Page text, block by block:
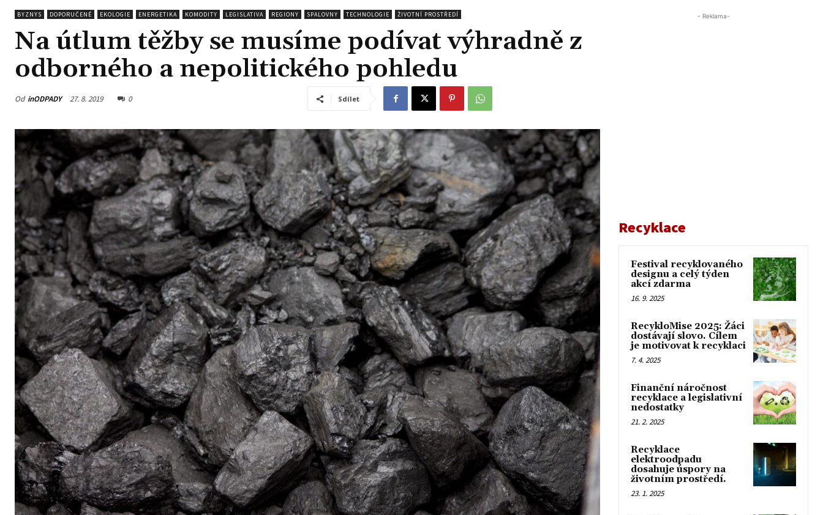
BYZNYS DOPORUČENÉ EKOLOGIE ENERGETIKA KOMODITY LEGISLATIVA REGIONY SPALOVNY TECHNOLOGIE ŽIVOTNÍ PROSTŘEDÍ
Na útlum těžby se musíme podívat výhradně z
odborného a nepolitického pohledu
Od inODPADY 27. 8. 2019 0 Sdílet
- Reklama-
Recyklace
Festival recyklovaného
designu a celý týden
akcí zdarma
16. 9. 2025
RecykloMise 2025: Žáci
dostávají slovo. Cílem
je motivovat k recyklaci
7. 4. 2025
Finanční náročnost
recyklace a legislativní
nedostatky
21. 2. 2025
Recyklace
elektroodpadu
dosahuje úspory na
životním prostředí.
23. 1. 2025